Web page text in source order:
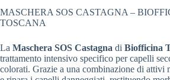
MASCHERA SOS CASTAGNA –
TOSCANA
La Maschera SOS Castagna di Biofficina
trattamento intensivo specifico per capelli
colorati. Grazie a una combinazione di attivi